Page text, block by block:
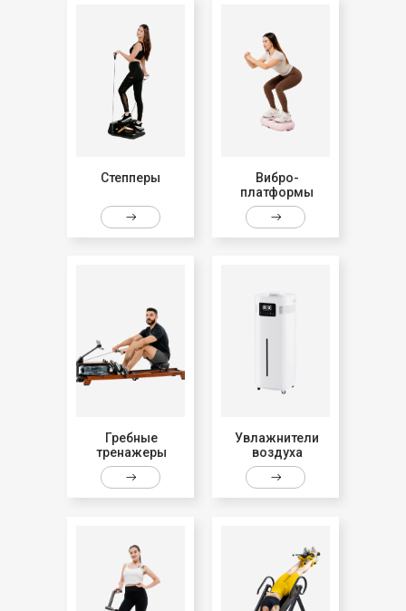
Степперы
Вибро-
платформы
Гребные
тренажеры
Увлажнители
воздуха